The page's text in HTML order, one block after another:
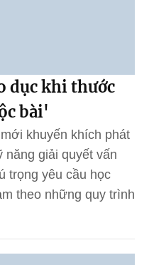
dục khi thước
bài'
khuyến khích phát
năng giải quyết vấn
trọng yêu cầu học
theo những quy trình